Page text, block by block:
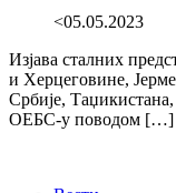
<05.05.2023
Изјава сталних
и Херцеговине,
Србије,
ОЕБС-у поводом […]